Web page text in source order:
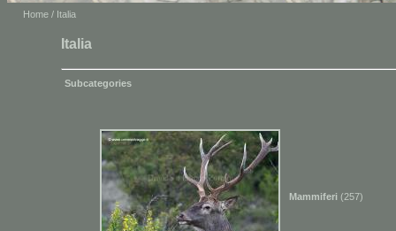
Home / Italia
Italia
Subcategories
Mammiferi (257)